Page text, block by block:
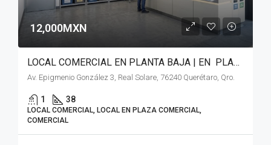
12,000MXN
LOCAL COMERCIAL EN PLANTA BAJA | EN PLAZA COMERCIAL REAL SOLARE (El Marqués, Qro.)
Av. Epigmenio González 3, Real Solare, 76240 Querétaro, Qro.
1 38
LOCAL COMERCIAL, LOCAL EN PLAZA COMERCIAL,
COMERCIAL